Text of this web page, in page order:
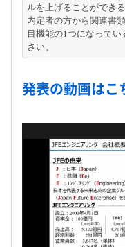
ルを上げることができ
内定者の方から関連書
目機能の1つになって
さい。
発表の動画はこ